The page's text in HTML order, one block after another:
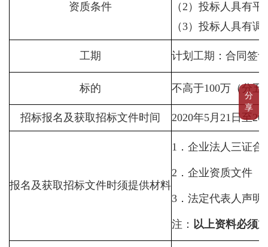
分
享
资质条件
（2 ）投标人具有
（3）投标人具有
工期 计划工期：合同签
标的 不高于100万（分五
招标报名及获取招标文件时间 2020年5月 21 日至
报名及获取招标文件时须提供材料
1 ．企业法人三证
2 ．企业资质文件（
3 ．法定代表人声
注： 以上资料必须